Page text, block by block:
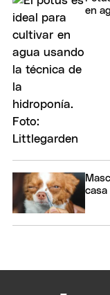
en
casa